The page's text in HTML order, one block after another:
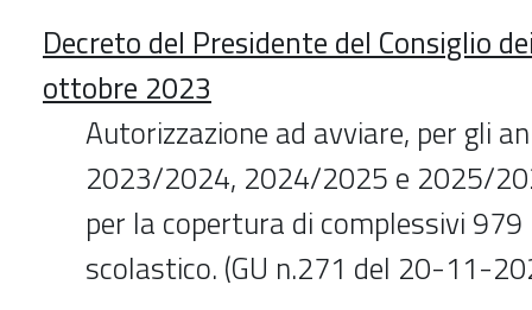
Decreto del Presidente del Consiglio
ottobre 2023
Autorizzazione ad avviare, per gli
2023/2024, 2024/2025 e 2025/
per la copertura di complessivi
scolastico. (GU n.271 del 20-11-